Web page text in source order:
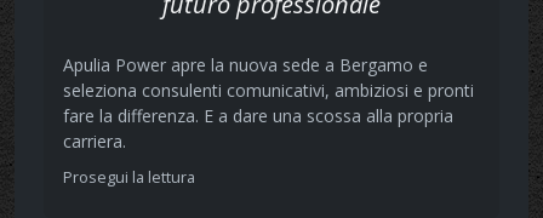
Apulia Power apre la nuova sede a Bergamo e
seleziona consulenti comunicativi, ambiziosi e pronti
fare la differenza. E a dare una scossa alla propria
carriera.
Prosegui la lettura